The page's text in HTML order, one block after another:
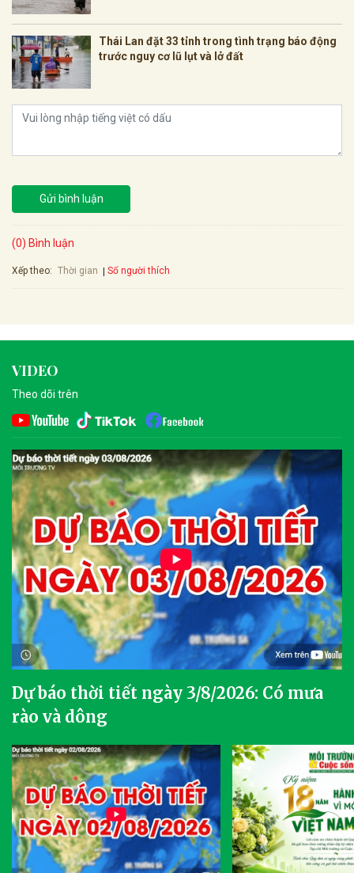
Thái Lan đặt 33 tỉnh trong tình trạng báo động
trước nguy cơ lũ lụt và lở đất
Gửi bình luận
(0) Bình luận
Xếp theo: Thời gian Số người thích
VIDEO
Theo dõi trên
Dự báo thời tiết ngày 3/8/2026: Có mưa
rào và dông